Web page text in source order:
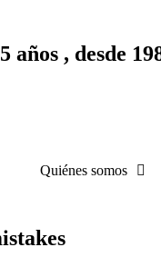
años , desde
Quiénes somos